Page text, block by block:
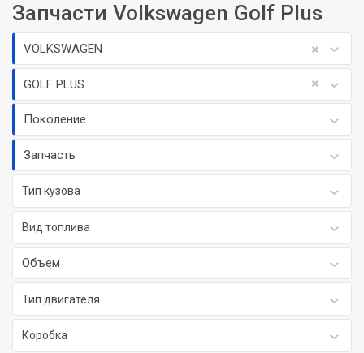
Запчасти Volkswagen Golf Plus
VOLKSWAGEN
GOLF PLUS
Поколение
Запчасть
Тип кузова
Вид топлива
Объем
Тип двигателя
Коробка